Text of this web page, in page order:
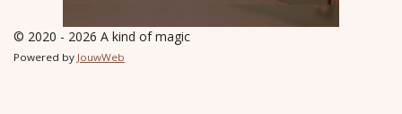
© 2020 - 2026 A kind of magic
Powered by JouwWeb